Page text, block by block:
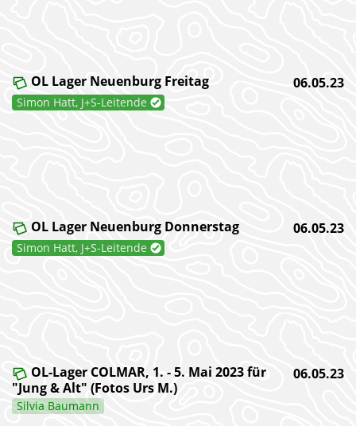
06.05.23
OL Lager Neuenburg Freitag
Simon Hatt, J+S-Leitende
06.05.23
OL Lager Neuenburg Donnerstag
Simon Hatt, J+S-Leitende
06.05.23
OL-Lager COLMAR, 1. - 5. Mai 2023 für
"Jung & Alt" (Fotos Urs M.)
Silvia Baumann